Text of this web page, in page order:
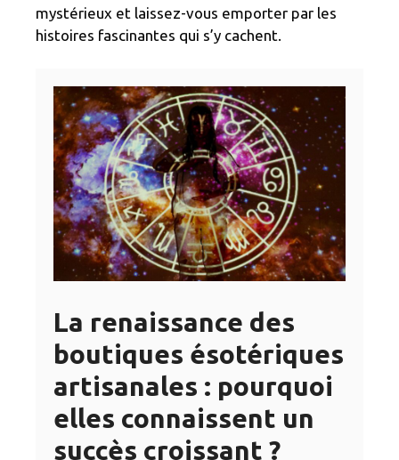
mystérieux et laissez-vous emporter par les
histoires fascinantes qui s’y cachent.
La renaissance des
boutiques ésotériques
artisanales : pourquoi
elles connaissent un
succès croissant ?